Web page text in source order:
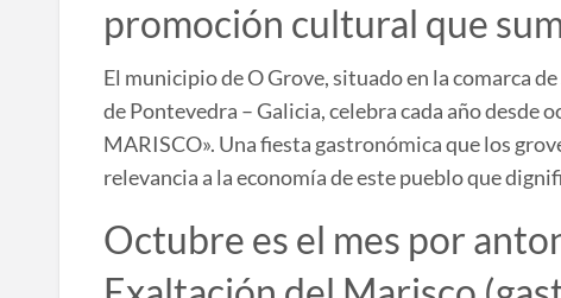
promoción cultural que
El municipio de O Grove, situado en la comarca
de Pontevedra – Galicia, celebra cada año desde
MARISCO». Una fiesta gastronómica que los
relevancia a la economía de este pueblo que
Octubre es el mes por